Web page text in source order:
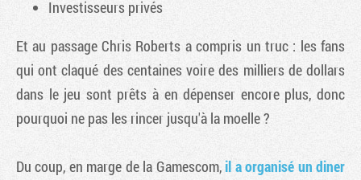
Investisseurs privés
Et au passage Chris Roberts a compris un truc : les fans
qui ont claqué des centaines voire des milliers de dollars
dans le jeu sont prêts à en dépenser encore plus, donc
pourquoi ne pas les rincer jusqu'à la moelle ?
Du coup, en marge de la Gamescom,il a organisé un diner